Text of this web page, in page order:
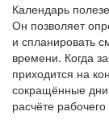
Календарь
Он позволяет
и спланировать
времени. Когда
приходится на
сокращённые
расчёте